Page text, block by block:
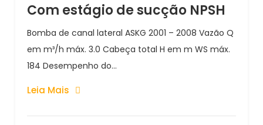
Com estágio de sucção NPSH
Bomba de canal lateral ASKG 2001 – 2008 Vazão Q
em m³/h máx. 3.0 Cabeça total H em m WS máx.
184 Desempenho do...
Leia Mais